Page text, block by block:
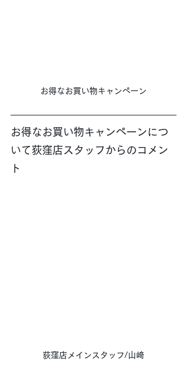
お得なお買い物キャンペーン
お得なお買い物キャンペーンにつ
いて荻窪店スタッフからのコメン
ト
荻窪店メインスタッフ/山﨑